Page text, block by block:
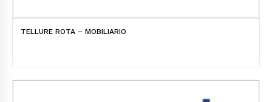
TELLURE ROTA – MOBILIARIO